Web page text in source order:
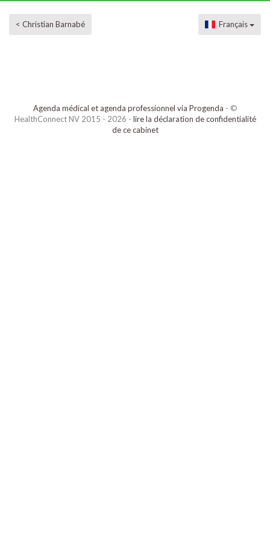
< Christian Barnabé Français
Agenda médical et agenda professionnel via Progenda - ©
HealthConnect NV 2015 - 2026 - lire la déclaration de confidentialité
de ce cabinet